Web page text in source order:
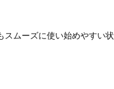
ムーズに使い始めやすい